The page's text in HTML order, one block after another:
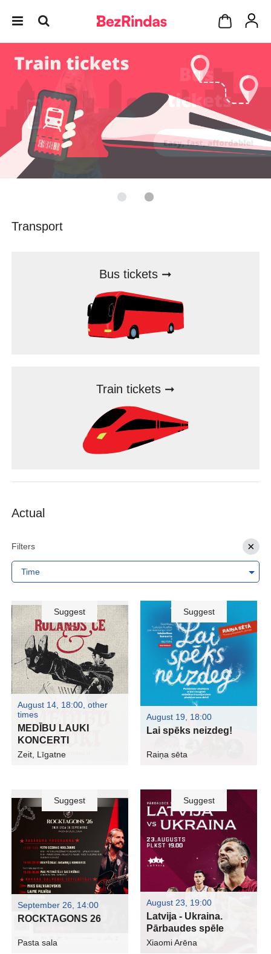
Transport
Bus tickets ➞
Train tickets ➞
Actual
Filters
Time
Suggest
August 14, 18:00 other
times
MEDĪBU LAUKI
KONCERTI
Zeit, Līgatne
Suggest
August 19, 18:00
Lai spēks neizdeg!
Raiņa sēta
Suggest
September 26, 14:00
ROCKTAGONS 26
Pasta sala
Suggest
August 23, 19:00
Latvija - Ukraina.
Pārbaudes spēle
Xiaomi Arēna